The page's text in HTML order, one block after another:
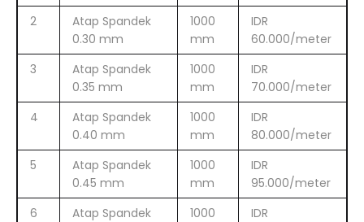
2
Atap Spandek
0.30 mm
1000
mm
IDR
60.000/meter
3
Atap Spandek
0.35 mm
1000
mm
IDR
70.000/meter
4
Atap Spandek
0.40 mm
1000
mm
IDR
80.000/meter
5
Atap Spandek
0.45 mm
1000
mm
IDR
95.000/meter
6
Atap Spandek
1000
IDR